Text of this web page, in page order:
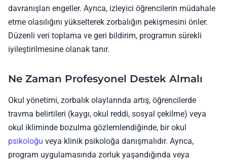
davranışları engeller. Ayrıca, izleyici öğrencilerin müdahale
etme olasılığını yükselterek zorbalığın pekişmesini önler.
Düzenli veri toplama ve geri bildirim, programın sürekli
iyileştirilmesine olanak tanır.
Ne Zaman Profesyonel Destek Almalı
Okul yönetimi, zorbalık olaylarında artış, öğrencilerde
travma belirtileri (kaygı, okul reddi, sosyal çekilme) veya
okul ikliminde bozulma gözlemlendiğinde, bir okul
psikoloğu veya klinik psikoloğa danışmalıdır. Ayrıca,
program uygulamasında zorluk yaşandığında veya